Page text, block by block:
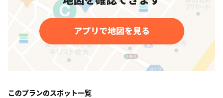
このプランのスポット一覧